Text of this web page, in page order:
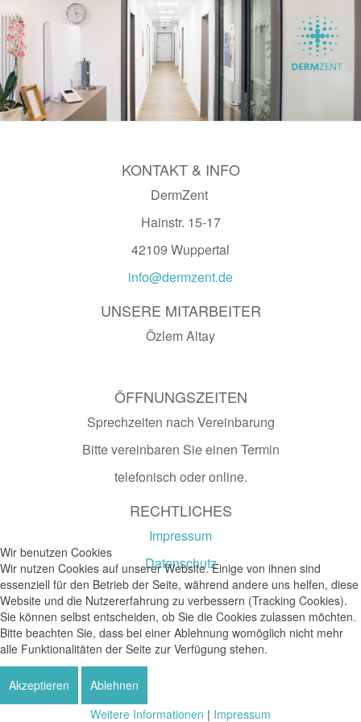
KONTAKT & INFO
DermZent
Hainstr. 15-17
42109 Wuppertal
info@dermzent.de
UNSERE MITARBEITER
Özlem Altay
ÖFFNUNGSZEITEN
Sprechzeiten nach Vereinbarung
Bitte vereinbaren Sie einen Termin
telefonisch oder online.
RECHTLICHES
Impressum
Datenschutz
Wir benutzen Cookies
Wir nutzen Cookies auf unserer Website. Einige von ihnen sind
essenziell für den Betrieb der Seite, während andere uns helfen, diese
Website und die Nutzererfahrung zu verbessern (Tracking Cookies).
Sie können selbst entscheiden, ob Sie die Cookies zulassen möchten.
Bitte beachten Sie, dass bei einer Ablehnung womöglich nicht mehr
alle Funktionalitäten der Seite zur Verfügung stehen.
Akzeptieren
Ablehnen
Weitere Informationen | Impressum